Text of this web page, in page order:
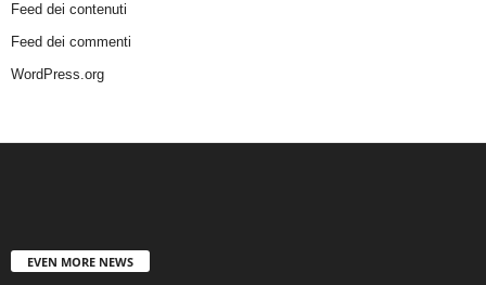
Feed dei contenuti
Feed dei commenti
WordPress.org
EVEN MORE NEWS